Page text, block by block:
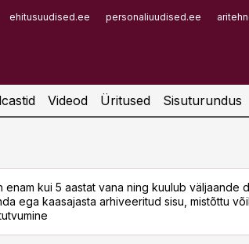
ehitusuudised.ee personaliuudised.ee
Videod Üritused Sisuturundus
enam kui 5 aastat vana ning kuulub väljaande
ega kaasajasta arhiveeritud sisu, mistõttu